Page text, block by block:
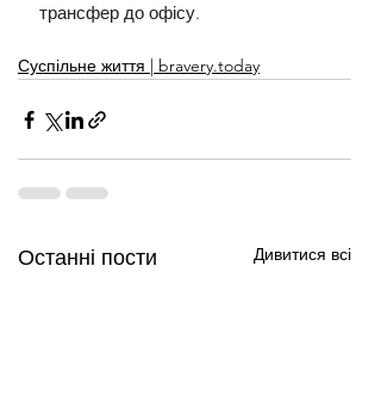
трансфер до офісу.
Суспільне життя | bravery.today
Останні пости Дивитися всі